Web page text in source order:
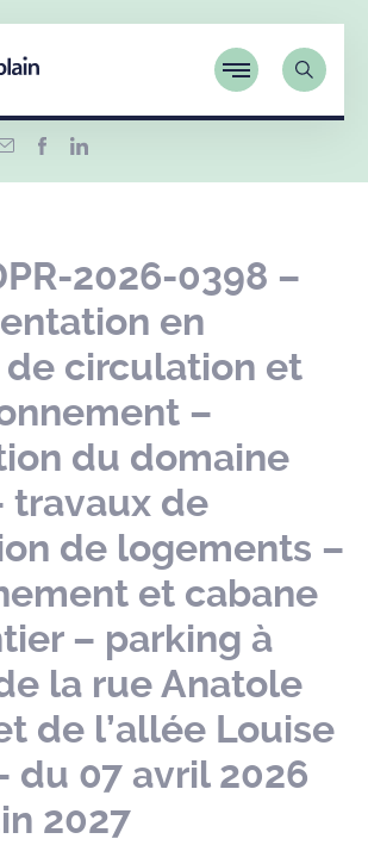
2026-0398 –
en
circulation et
–
du domaine
travaux de
de logements –
et cabane
– parking à
la rue Anatole
de l’allée Louise
du 07 avril 2026
2027